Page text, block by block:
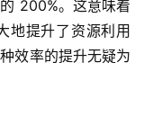
200%。这意味着
地提升了资源利用
效率的提升无疑为